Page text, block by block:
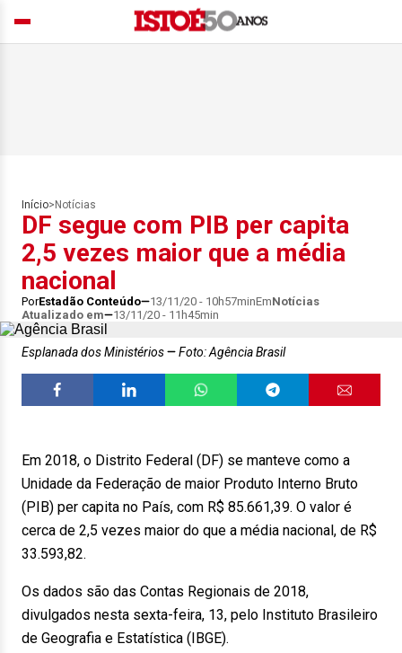
Início> Notícias
DF segue com PIB per capita
2,5 vezes maior que a média
nacional
PorEstadão Conteúdo 13/11/20 - 10h57minEmNotícias
Atualizado em
13/11/20 - 11h45min
Esplanada dos Ministérios Foto: Agência Brasil
Em 2018, o Distrito Federal (DF) se manteve como a
Unidade da Federação de maior Produto Interno Bruto
(PIB) per capita no País, com R$ 85.661,39. O valor é
cerca de 2,5 vezes maior do que a média nacional, de R$
33.593,82.
Os dados são das Contas Regionais de 2018,
divulgados nesta sexta-feira, 13, pelo Instituto Brasileiro
de Geografia e Estatística (IBGE).